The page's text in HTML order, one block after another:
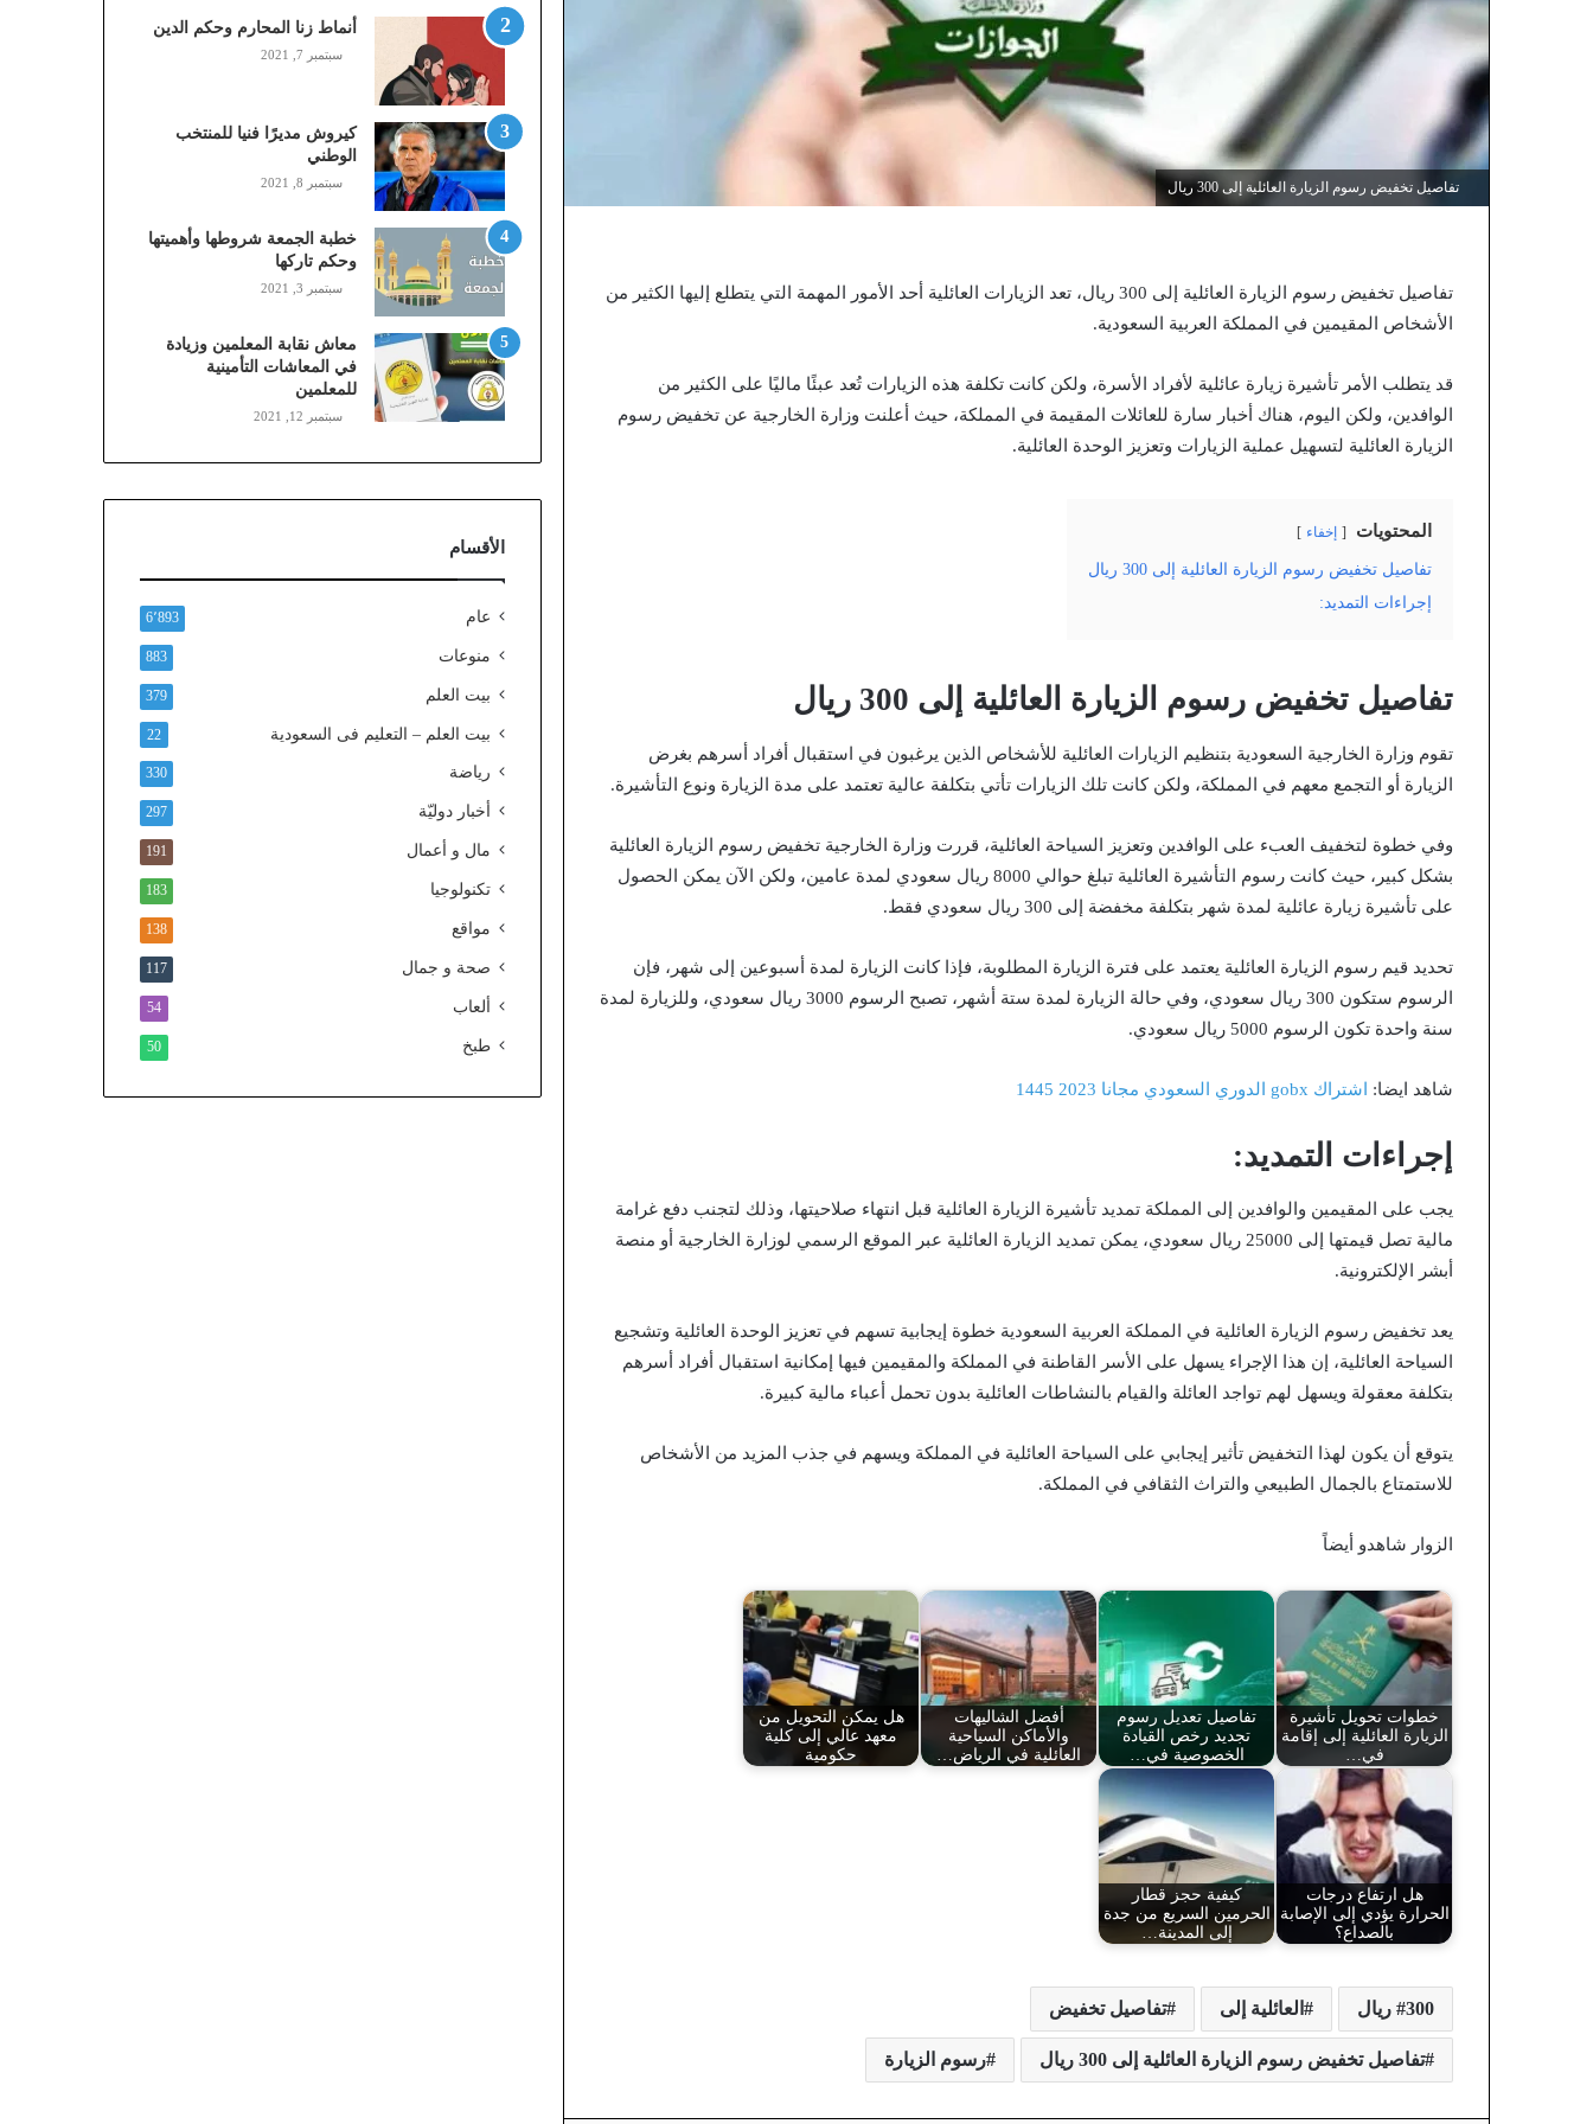
تفاصيل تخفيض رسوم الزيارة العائلية إلى 300 ريال
تفاصيل تخفيض رسوم الزيارة العائلية إلى 300 ريال، تعد الزيارات العائلية أحد الأمور المهمة التي يتطلع إليها الكثير من
الأشخاص المقيمين في المملكة العربية السعودية.
قد يتطلب الأمر تأشيرة زيارة عائلية لأفراد الأسرة، ولكن كانت تكلفة هذه الزيارات تُعد عبئًا ماليًا على الكثير من
الوافدين، ولكن اليوم، هناك أخبار سارة للعائلات المقيمة في المملكة، حيث أعلنت وزارة الخارجية عن تخفيض رسوم
الزيارة العائلية لتسهيل عملية الزيارات وتعزيز الوحدة العائلية.
المحتويات إخفاء
تفاصيل تخفيض رسوم الزيارة العائلية إلى 300 ريال
إجراءات التمديد:
تفاصيل تخفيض رسوم الزيارة العائلية إلى 300 ريال
تقوم وزارة الخارجية السعودية بتنظيم الزيارات العائلية للأشخاص الذين يرغبون في استقبال أفراد أسرهم بغرض
الزيارة أو التجمع معهم في المملكة، ولكن كانت تلك الزيارات تأتي بتكلفة عالية تعتمد على مدة الزيارة ونوع التأشيرة.
وفي خطوة لتخفيف العبء على الوافدين وتعزيز السياحة العائلية، قررت وزارة الخارجية تخفيض رسوم الزيارة العائلية
بشكل كبير، حيث كانت رسوم التأشيرة العائلية تبلغ حوالي 8000 ريال سعودي لمدة عامين، ولكن الآن يمكن الحصول
على تأشيرة زيارة عائلية لمدة شهر بتكلفة مخفضة إلى 300 ريال سعودي فقط.
تحديد قيم رسوم الزيارة العائلية يعتمد على فترة الزيارة المطلوبة، فإذا كانت الزيارة لمدة أسبوعين إلى شهر، فإن
الرسوم ستكون 300 ريال سعودي، وفي حالة الزيارة لمدة ستة أشهر، تصبح الرسوم 3000 ريال سعودي، وللزيارة لمدة
سنة واحدة تكون الرسوم 5000 ريال سعودي.
شاهد ايضا: اشتراك gobx الدوري السعودي مجانا 2023 1445
إجراءات التمديد:
يجب على المقيمين والوافدين إلى المملكة تمديد تأشيرة الزيارة العائلية قبل انتهاء صلاحيتها، وذلك لتجنب دفع غرامة
مالية تصل قيمتها إلى 25000 ريال سعودي، يمكن تمديد الزيارة العائلية عبر الموقع الرسمي لوزارة الخارجية أو منصة
أبشر الإلكترونية.
يعد تخفيض رسوم الزيارة العائلية في المملكة العربية السعودية خطوة إيجابية تسهم في تعزيز الوحدة العائلية وتشجيع
السياحة العائلية، إن هذا الإجراء يسهل على الأسر القاطنة في المملكة والمقيمين فيها إمكانية استقبال أفراد أسرهم
بتكلفة معقولة ويسهل لهم تواجد العائلة والقيام بالنشاطات العائلية بدون تحمل أعباء مالية كبيرة.
يتوقع أن يكون لهذا التخفيض تأثير إيجابي على السياحة العائلية في المملكة ويسهم في جذب المزيد من الأشخاص
للاستمتاع بالجمال الطبيعي والتراث الثقافي في المملكة.
الزوار شاهدو أيضاً
خطوات تحويل تأشيرة
الزيارة العائلية إلى إقامة
في…
تفاصيل تعديل رسوم
تجديد رخص القيادة
الخصوصية في…
أفضل الشاليهات
والأماكن السياحية
العائلية في الرياض…
هل يمكن التحويل من
معهد عالي إلى كلية
حكومية
هل ارتفاع درجات
الحرارة يؤدي إلى الإصابة
بالصداع؟
كيفية حجز قطار
الحرمين السريع من جدة
إلى المدينة…
300 ريال العائلية إلى تفاصيل تخفيض
تفاصيل تخفيض رسوم الزيارة العائلية إلى 300 ريال رسوم الزيارة
,
م
ا
ي
ل
ي
،
ز
ي
ن
)
ع
ب
ر
ا
ن
ذ
و
ن
ي
ل
م
ح
أنماط زنا المحارم وحكم الدين
سبتمبر 7, 2021
كيروش مديرًا فنيا للمنتخب
الوطني
سبتمبر 8, 2021
خطبة الجمعة شروطها وأهميتها
وحكم تاركها
سبتمبر 3, 2021
معاش نقابة المعلمين وزيادة
في المعاشات التأمينية
للمعلمين
سبتمبر 12, 2021
الأقسام
عام 6٬893
منوعات 883
بيت العلم 379
بيت العلم – التعليم فى السعودية 22
رياضة 330
أخبار دوليّة 297
مال و أعمال 191
تكنولوجيا 183
مواقع 138
صحة و جمال 117
ألعاب 54
طبخ 50